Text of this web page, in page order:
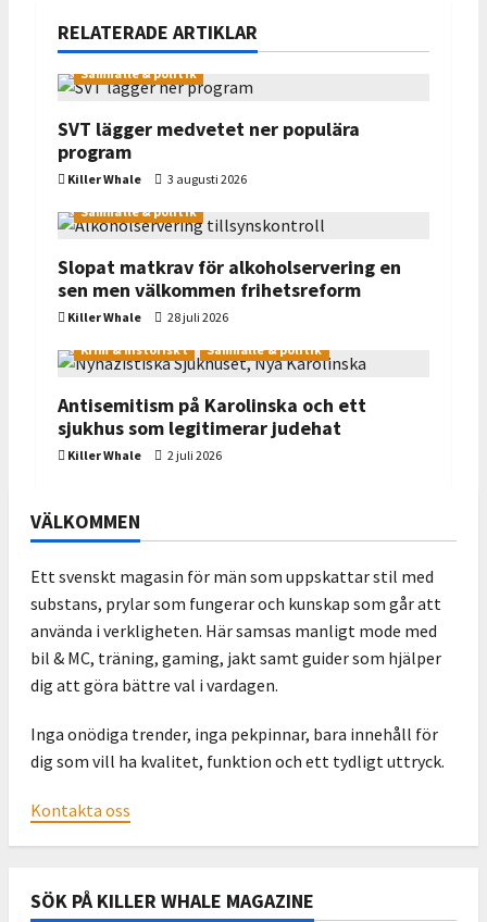
RELATERADE ARTIKLAR
Samhälle & politik
SVT lägger medvetet ner populära
program
Killer Whale
3 augusti 2026
Samhälle & politik
Slopat matkrav för alkoholservering en
sen men välkommen frihetsreform
Killer Whale
28 juli 2026
Krim & historiskt
Samhälle & politik
Antisemitism på Karolinska och ett
sjukhus som legitimerar judehat
Killer Whale 2 juli 2026
VÄLKOMMEN
Ett svenskt magasin för män som uppskattar stil med
substans, prylar som fungerar och kunskap som går att
använda i verkligheten. Här samsas manligt mode med
bil & MC, träning, gaming, jakt samt guider som hjälper
dig att göra bättre val i vardagen.
Inga onödiga trender, inga pekpinnar, bara innehåll för
dig som vill ha kvalitet, funktion och ett tydligt uttryck.
Kontakta oss
SÖK PÅ KILLER WHALE MAGAZINE